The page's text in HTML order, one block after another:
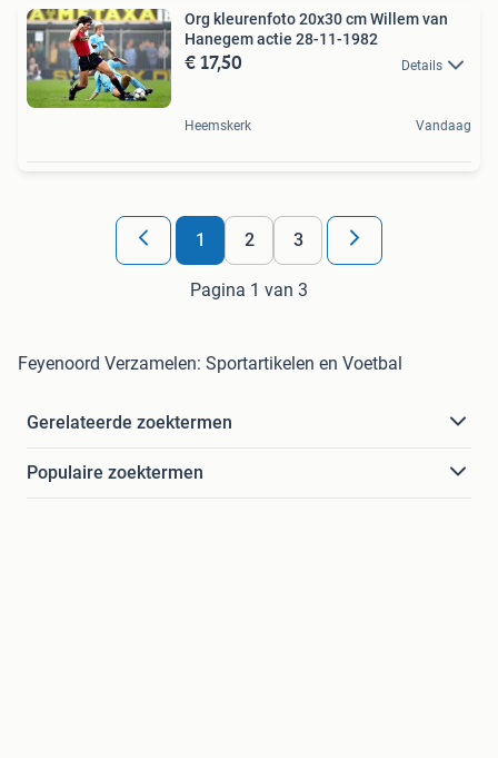
Org kleurenfoto 20x30 cm Willem van
Hanegem actie 28-11-1982
€ 17,50 Details
Heemskerk Vandaag
1 2 3
Pagina 1 van 3
Feyenoord Verzamelen: Sportartikelen en Voetbal
Gerelateerde zoektermen
Populaire zoektermen